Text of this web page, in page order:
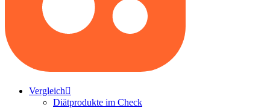
Vergleich
Diätprodukte im Check